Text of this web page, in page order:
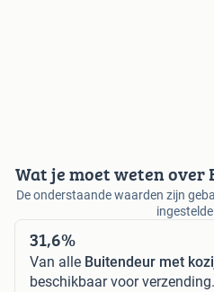
Wat je moet weten
De onderstaande waarden zijn
31,6%
Van alle Buitendeur met
beschikbaar voor verzending.